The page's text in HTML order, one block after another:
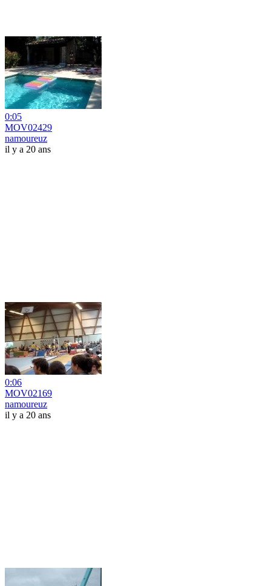
0:05
MOV02429
namoureuz
il y a 20 ans
0:06
MOV02169
namoureuz
il y a 20 ans